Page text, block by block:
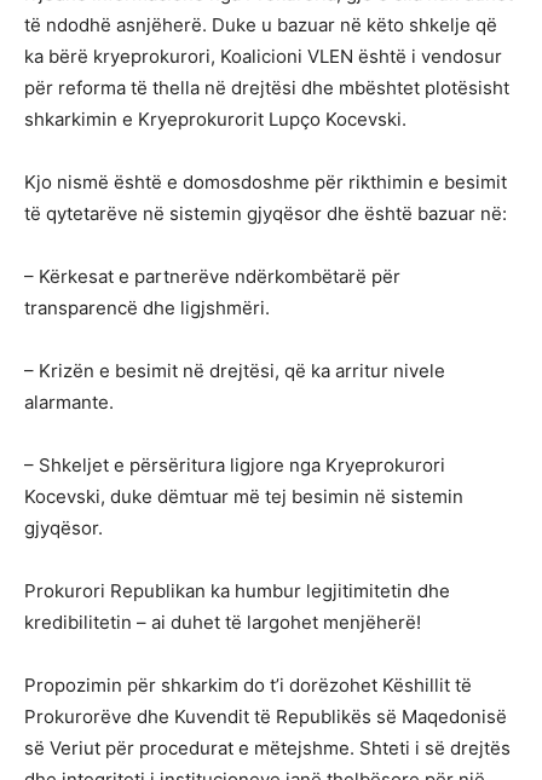
të ndodhë asnjëherë. Duke u bazuar në këto shkelje që
ka bërë kryeprokurori, Koalicioni VLEN është i vendosur
për reforma të thella në drejtësi dhe mbështet plotësisht
shkarkimin e Kryeprokurorit Lupço Kocevski.
Kjo nismë është e domosdoshme për rikthimin e besimit
të qytetarëve në sistemin gjyqësor dhe është bazuar në:
– Kërkesat e partnerëve ndërkombëtarë për
transparencë dhe ligjshmëri.
– Krizën e besimit në drejtësi, që ka arritur nivele
alarmante.
– Shkeljet e përsëritura ligjore nga Kryeprokurori
Kocevski, duke dëmtuar më tej besimin në sistemin
gjyqësor.
Prokurori Republikan ka humbur legjitimitetin dhe
kredibilitetin – ai duhet të largohet menjëherë!
Propozimin për shkarkim do t’i dorëzohet Këshillit të
Prokurorëve dhe Kuvendit të Republikës së Maqedonisë
së Veriut për procedurat e mëtejshme. Shteti i së drejtës